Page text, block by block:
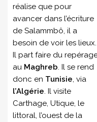
réalise que pour
avancer dans l’écriture
de Salammbô, il a
besoin de voir les lieux.
Il part faire du
au Maghreb. Il se rend
donc en Tunisie, via
l’Algérie. Il visite
Carthage, Utique, le
littoral, l’ouest de la